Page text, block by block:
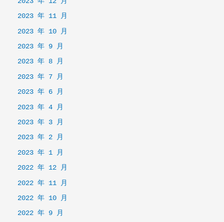
2023 年 11 月
2023 年 10 月
2023 年 9 月
2023 年 8 月
2023 年 7 月
2023 年 6 月
2023 年 4 月
2023 年 3 月
2023 年 2 月
2023 年 1 月
2022 年 12 月
2022 年 11 月
2022 年 10 月
2022 年 9 月